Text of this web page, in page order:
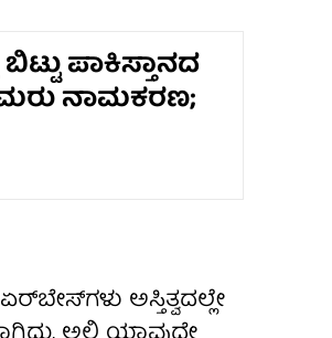
ಪಾಕಿಸ್ತಾನದ
ನಾಮಕರಣ;
ಅಸ್ತಿತ್ವದಲ್ಲೇ